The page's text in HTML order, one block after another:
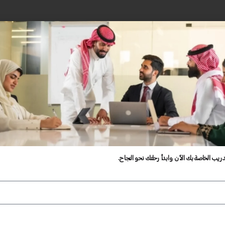
الخاصة بك الآن وابدأ رحلتك نحو النجاح.